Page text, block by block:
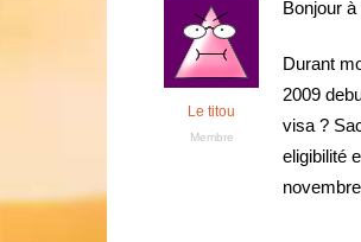
Le titou
Membre
Bonjour à
Durant
2009
visa ?
eligibilité